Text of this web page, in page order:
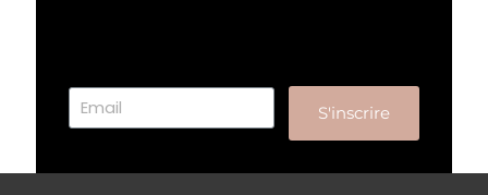
S'inscrire